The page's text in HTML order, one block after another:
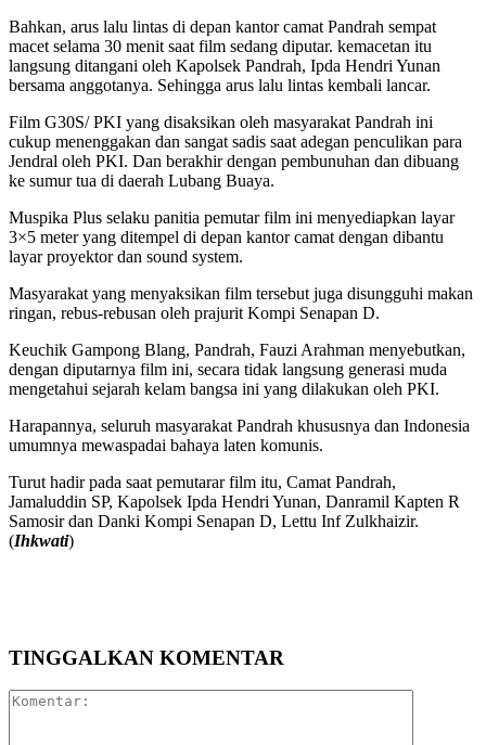
Bahkan, arus lalu lintas di depan kantor camat Pandrah sempat
macet selama 30 menit saat film sedang diputar. kemacetan itu
langsung ditangani oleh Kapolsek Pandrah, Ipda Hendri Yunan
bersama anggotanya. Sehingga arus lalu lintas kembali lancar.
Film G30S/ PKI yang disaksikan oleh masyarakat Pandrah ini
cukup menenggakan dan sangat sadis saat adegan penculikan para
Jendral oleh PKI. Dan berakhir dengan pembunuhan dan dibuang
ke sumur tua di daerah Lubang Buaya.
Muspika Plus selaku panitia pemutar film ini menyediapkan layar
3×5 meter yang ditempel di depan kantor camat dengan dibantu
layar proyektor dan sound system.
Masyarakat yang menyaksikan film tersebut juga disungguhi makan
ringan, rebus-rebusan oleh prajurit Kompi Senapan D.
Keuchik Gampong Blang, Pandrah, Fauzi Arahman menyebutkan,
dengan diputarnya film ini, secara tidak langsung generasi muda
mengetahui sejarah kelam bangsa ini yang dilakukan oleh PKI.
Harapannya, seluruh masyarakat Pandrah khususnya dan Indonesia
umumnya mewaspadai bahaya laten komunis.
Turut hadir pada saat pemutarar film itu, Camat Pandrah,
Jamaluddin SP, Kapolsek Ipda Hendri Yunan, Danramil Kapten R
Samosir dan Danki Kompi Senapan D, Lettu Inf Zulkhaizir.
(Ihkwati)
TINGGALKAN KOMENTAR